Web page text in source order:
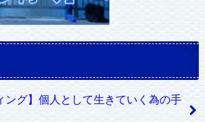
ング】個人として生きていく為の手